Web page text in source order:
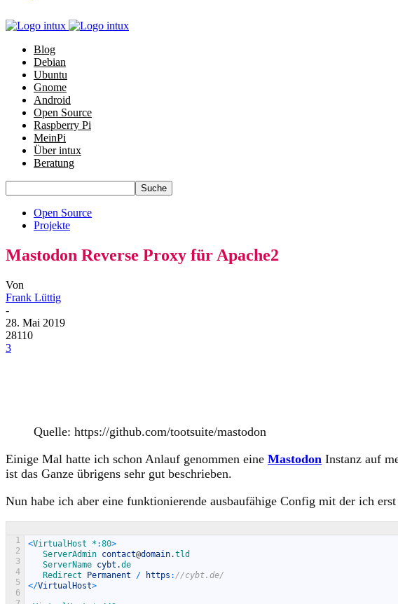
Blog
Debian
Ubuntu
Gnome
Android
Open Source
Raspberry Pi
MeinPi
Über intux
Beratung
Open Source
Projekte
Mastodon Reverse Proxy für Apache2
Von
Frank Lüttig
-
28. Mai 2019
28110
3
Quelle: https://github.com/tootsuite/mastodon
Einige Mal hatte ich schon Anlauf genommen eine Mastodon Instanz auf
ist das Ganze übrigens sehr gut beschrieben.
Nun habe ich aber eine funktionierende ausbaufähige Config mit der ich
1
2
3
4
5
6
<VirtualHost * :80>
ServerAdmin contact@domain.tld
ServerName cybt .de
Redirect Permanent / https : //cybt.de/
</VirtualHost>